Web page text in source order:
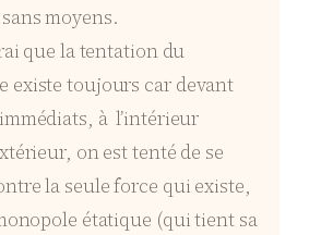
moyens.
que la tentation du
existe toujours car devant
à l’intérieur
on est tenté de se
la seule force qui existe,
étatique (qui tient sa